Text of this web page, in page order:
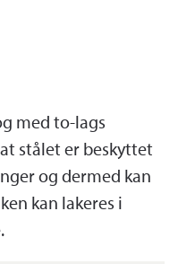
med to-lags
stålet er beskyttet
og dermed kan
kan lakeres i